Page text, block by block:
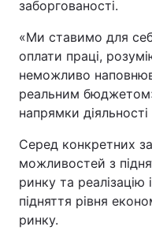
заборгованості.
«Ми ставимо для
оплати праці,
неможливо
реальним
напрямки
Серед конкретних
можливостей з
ринку та реалізацію
підняття рівня
ринку.